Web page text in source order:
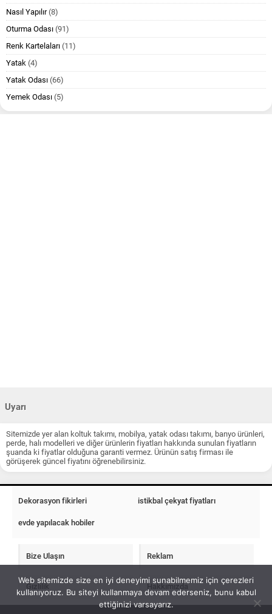
Nasıl Yapılır(8)
Oturma Odası (91)
Renk Kartelaları (11)
Yatak (4)
Yatak Odası (66)
Yemek Odası (5)
Uyarı
Sitemizde yer alan koltuk takımı, mobilya, yatak odası takımı, banyo ürünleri,
perde, halı modelleri ve diğer ürünlerin fiyatları hakkında sunulan fiyatların
şuanda ki fiyatlar olduğuna garanti vermez. Ürünün satış firması ile
görüşerek güncel fiyatını öğrenebilirsiniz.
Dekorasyon fikirleri istikbal çekyat fiyatları
evde yapılacak hobiler
Bize Ulaşın Reklam
Gizlilik Hakkımızda
Web sitemizde size en iyi deneyimi sunabilmemiz için çerezleri
kullanıyoruz. Bu siteyi kullanmaya devam ederseniz, bunu kabul
ettiğinizi varsayarız.